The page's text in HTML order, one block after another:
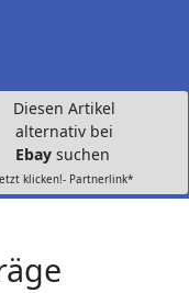
Diesen Artikel
alternativ bei
Ebay suchen
Jetzt klicken!- Partnerlink*